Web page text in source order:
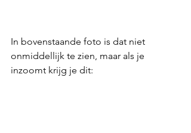
In bovenstaande foto is dat niet
onmiddellijk te zien, maar als je
inzoomt krijg je dit: